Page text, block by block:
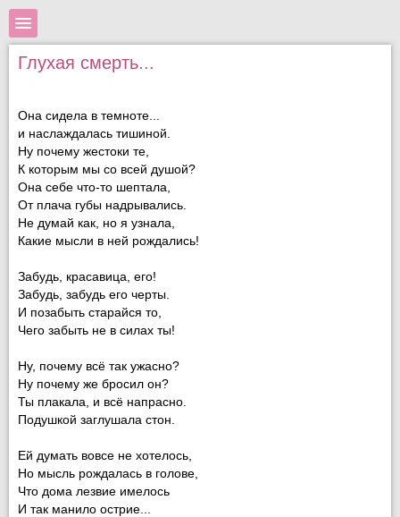
Глухая смерть...
Она сидела в темноте...
и наслаждалась тишиной.
Ну почему жестоки те,
К которым мы со всей душой?
Она себе что-то шептала,
От плача губы надрывались.
Не думай как, но я узнала,
Какие мысли в ней рождались!
Забудь, красавица, его!
Забудь, забудь его черты.
И позабыть старайся то,
Чего забыть не в силах ты!
Ну, почему всё так ужасно?
Ну почему же бросил он?
Ты плакала, и всё напрасно.
Подушкой заглушала стон.
Ей думать вовсе не хотелось,
Но мысль рождалась в голове,
Что дома лезвие имелось
И так манило острие...